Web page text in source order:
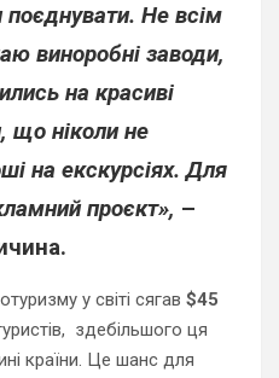
поєднувати. Не всім
виноробні заводи,
на красиві
що ніколи не
на екскурсіях. Для
проєкт», –
у світі сягав $45
здебільшого ця
країни. Це шанс для